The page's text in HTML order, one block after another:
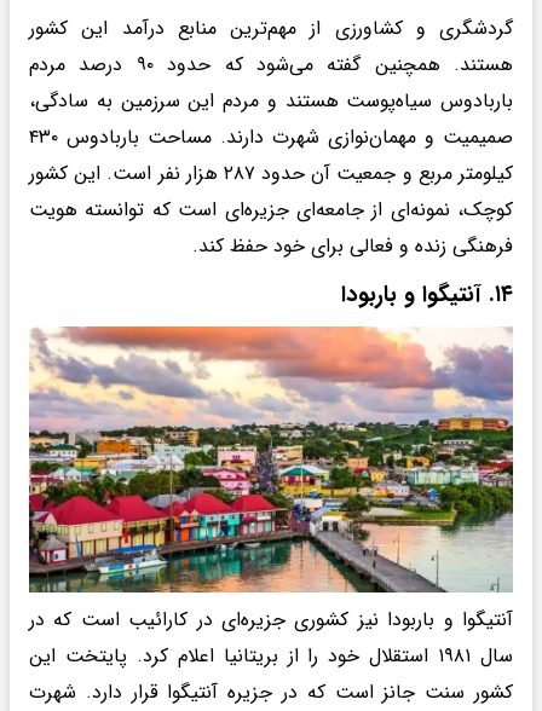
گردشگری و کشاورزی از مهم‌ترین منابع درآمد این کشور
هستند. همچنین گفته می‌شود که حدود ۹۰ درصد مردم
باربادوس سیاه‌پوست‌ هستند و مردم این سرزمین به سادگی،
صمیمیت و مهمان‌نوازی شهرت دارند. مساحت باربادوس ۴۳۰
کیلومتر مربع و جمعیت آن حدود ۲۸۷ هزار نفر است. این کشور
کوچک، نمونه‌ای از جامعه‌ای جزیره‌ای است که توانسته هویت
فرهنگی زنده و فعالی برای خود حفظ کند.
۱۴. آنتیگوا و باربودا
آنتیگوا و باربودا نیز کشوری جزیره‌ای در کارائیب است که در
سال ۱۹۸۱ استقلال خود را از بریتانیا اعلام کرد. پایتخت این
کشور سنت جانز است که در جزیره آنتیگوا قرار دارد. شهرت